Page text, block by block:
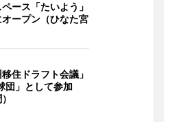
ース「たいよう」
ープン（ひなた宮
住ドラフト会議」
団」として参加